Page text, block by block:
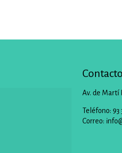
Contacto
Av. de Martí
Teléfono: 93
Correo: